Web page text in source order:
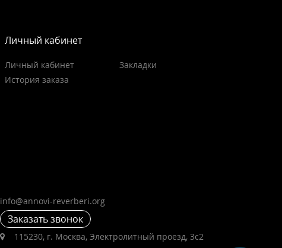
Личный кабинет
Личный кабинет
История заказа
Закладки
info@annovi-reverberi.org
Заказать звонок
115230, г. Москва, Электролитный проезд, 3с2